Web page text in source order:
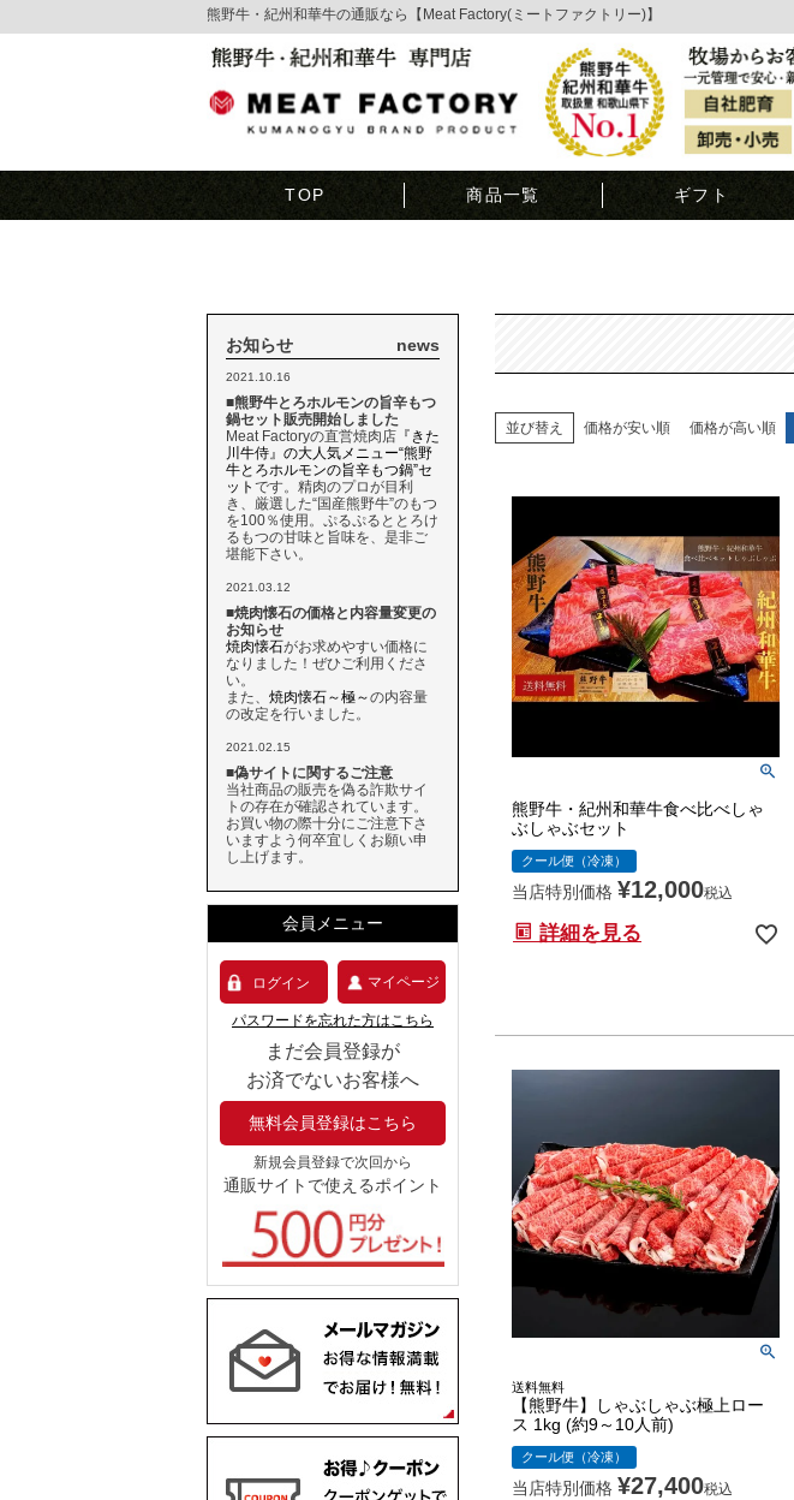
熊野牛・紀州和華牛の通販なら【Meat Factory(ミートファクトリー)】
TOP 商品一覧 ギフト
お知らせ news
2021.10.16
■熊野牛とろホルモンの旨辛もつ
鍋セット販売開始しました
Meat Factoryの直営焼肉店 『きた
川牛侍』の大人気メニュー“熊野
牛とろホルモンの旨辛もつ鍋”セ
ット です。精肉のプロが目利
き、厳選した“国産熊野牛”のもつ
を100％使用。ぷるぷるととろけ
るもつの甘味と旨味を、是非ご
堪能下さい。
2021.03.12
■焼肉懐石の価格と内容量変更の
お知らせ
焼肉懐石がお求めやすい価格に
なりました！ぜひご利用くださ
い。
また、 焼肉懐石～極～の内容量
の改定を行いました。
2021.02.15
■偽サイトに関するご注意
当社商品の販売を偽る詐欺サイ
トの存在が確認されています。
お買い物の際十分にご注意下さ
いますよう何卒宜しくお願い申
し上げます。
会員メニュー
ログイン マイページ
パスワードを忘れた方はこちら
まだ会員登録が
お済でないお客様へ
無料会員登録はこちら
新規会員登録で次回から
通販サイトで使えるポイント
並び替え 価格が安い順 価格が高い順
熊野牛・紀州和華牛食べ比べしゃ
ぶしゃぶセット
クール便（冷凍）
当店特別価格 ¥12,000税込
詳細を見る
送料無料
【熊野牛】しゃぶしゃぶ極上ロー
ス 1kg (約9～10人前)
クール便（冷凍）
当店特別価格 ¥27,400税込